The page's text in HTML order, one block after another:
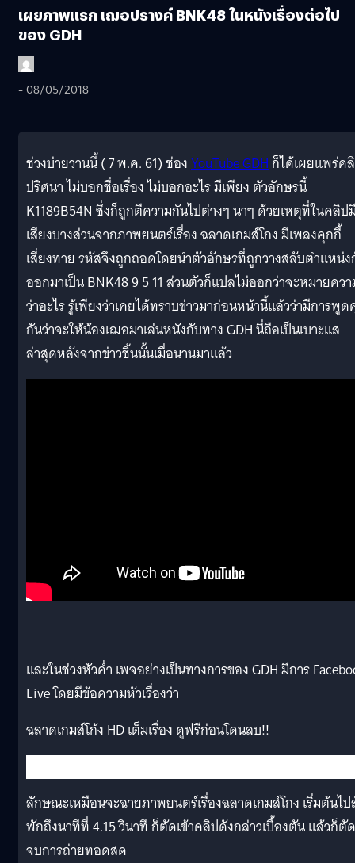
เผยภาพแรก เฌอปรางค์ BNK48 ในหนังเรื่องต่อไป
ของ GDH
- 08/05/2018
ช่วงบ่ายวานนี้ ( 7 พ.ค. 61) ช่องYouTube GDHก็ได้เผยแพร่ค
ปริศนา ไม่บอกชื่อเรื่อง ไม่บอกอะไร มีเพียง ตัวอักษรนี้
K1189B54N ซึ่งก็ถูกตีความกันไปต่างๆ นาๆ ด้วยเหตุที่ในคลิป
เสียงบางส่วนจากภาพยนตร์เรื่อง ฉลาดเกมส์โกง มีเพลงคุกกี้
เสี่ยงทาย รหัสจึงถูกถอดโดยนำตัวอักษรที่ถูกวางสลับตำแหน่
ออกมาเป็น BNK48 9 5 11 ส่วนตัวก็แปลไม่ออกว่าจะหมายคว
ว่าอะไร รู้เพียงว่าเคยได้ทราบข่าวมาก่อนหน้านี้แล้วว่ามีการพู
กันว่าจะให้น้องเฌอมาเล่นหนังกับทาง GDH นี่ถือเป็นเบาะแส
ล่าสุดหลังจากข่าวชิ้นนั้นเมื่อนานมาแล้ว
และในช่วงหัวค่ำ เพจอย่างเป็นทางการของ GDH มีการ
Live โดยมีข้อความหัวเรื่องว่า
ฉลาดเกมส์โก้ง HD เต็มเรื่อง ดูฟรีก่อนโดนลบ!!
ลักษณะเหมือนจะฉายภาพยนตร์เรื่องฉลาดเกมส์โกง เริ่มต้นไ
พักถึงนาทีที่ 4.15 วินาที ก็ตัดเข้าคลิปดังกล่าวเบื้องตัน แล้วก็ตัด
จบการถ่ายทอดสด